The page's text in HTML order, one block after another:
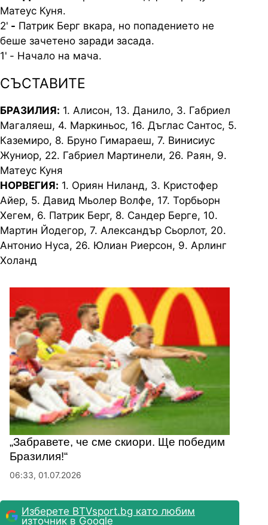
Матеус Куня.
2' - Патрик Берг вкара, но попадението не
беше зачетено заради засада.
1' - Начало на мача.
СЪСТАВИТЕ
БРАЗИЛИЯ: 1. Алисон, 13. Данило, 3. Габриел
Магаляеш, 4. Маркиньос, 16. Дъглас Сантос, 5.
Каземиро, 8. Бруно Гимараеш, 7. Винисиус
Жуниор, 22. Габриел Мартинели, 26. Раян, 9.
Матеус Куня
НОРВЕГИЯ: 1. Ориян Ниланд, 3. Кристофер
Айер, 5. Давид Мьолер Волфе, 17. Торбьорн
Хегем, 6. Патрик Берг, 8. Сандер Берге, 10.
Мартин Йодегор, 7. Александър Сьорлот, 20.
Антонио Нуса, 26. Юлиан Риерсон, 9. Арлинг
Холанд
„Забравете, че сме скиори. Ще победим
Бразилия!“
06:33, 01.07.2026
Изберете BTVsport.bg като любим
източник в Google